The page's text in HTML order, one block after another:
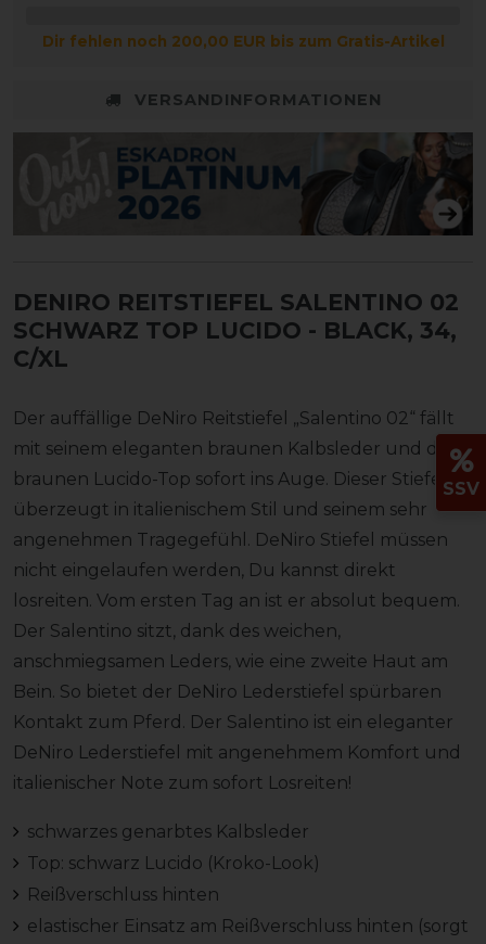
Dir fehlen noch 200,00 EUR bis zum Gratis-Artikel
VERSANDINFORMATIONEN
DENIRO REITSTIEFEL SALENTINO 02
SCHWARZ TOP LUCIDO - BLACK, 34,
C/XL
Der auffällige DeNiro Reitstiefel „Salentino 02“ fällt
mit seinem eleganten braunen Kalbsleder und dem
braunen Lucido-Top sofort ins Auge. Dieser Stiefel
überzeugt in italienischem Stil und seinem sehr
angenehmen Tragegefühl. DeNiro Stiefel müssen
nicht eingelaufen werden, Du kannst direkt
losreiten. Vom ersten Tag an ist er absolut bequem.
Der Salentino sitzt, dank des weichen,
anschmiegsamen Leders, wie eine zweite Haut am
Bein. So bietet der DeNiro Lederstiefel spürbaren
Kontakt zum Pferd. Der Salentino ist ein eleganter
DeNiro Lederstiefel mit angenehmem Komfort und
italienischer Note zum sofort Losreiten!
schwarzes genarbtes Kalbsleder
Top: schwarz Lucido (Kroko-Look)
Reißverschluss hinten
elastischer Einsatz am Reißverschluss hinten (sorgt
SSV